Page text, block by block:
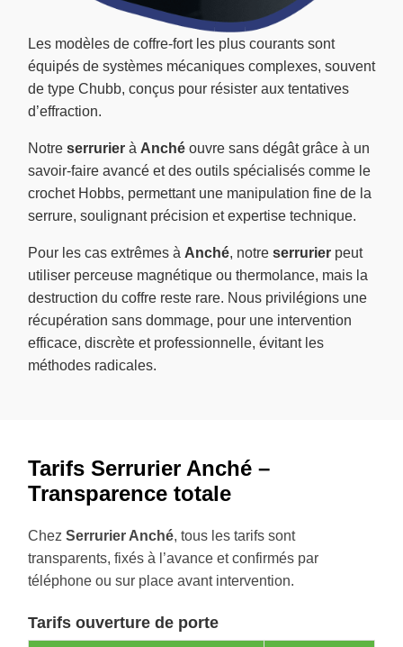
Les modèles de coffre-fort les plus courants sont
équipés de systèmes mécaniques complexes, souvent
de type Chubb, conçus pour résister aux tentatives
d’effraction.
Notre serrurier à Anché ouvre sans dégât grâce à un
savoir-faire avancé et des outils spécialisés comme le
crochet Hobbs, permettant une manipulation fine de la
serrure, soulignant précision et expertise technique.
Pour les cas extrêmes à Anché, notre serrurier peut
utiliser perceuse magnétique ou thermolance, mais la
destruction du coffre reste rare. Nous privilégions une
récupération sans dommage, pour une intervention
efficace, discrète et professionnelle, évitant les
méthodes radicales.
Tarifs Serrurier Anché –
Transparence totale
Chez Serrurier Anché, tous les tarifs sont
transparents, fixés à l’avance et confirmés par
téléphone ou sur place avant intervention.
Tarifs ouverture de porte